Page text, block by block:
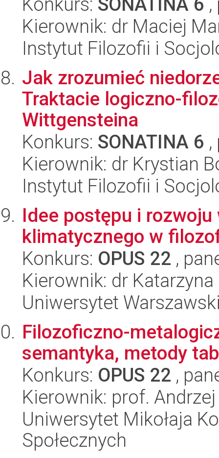
Kierownik: dr Maciej
Instytut Filozofii i
Jak zrozumieć
Traktacie logiczno-
Wittgensteina
Konkurs: SONATINA 6
Kierownik: dr Krystian
Instytut Filozofii i
Idee postępu i
klimatycznego w
Konkurs: OPUS 22 ,
Kierownik: dr
Uniwersytet
Filozoficzno-
semantyka, metody
Konkurs: OPUS 22 ,
Kierownik: prof.
Uniwersytet Mikołaja
Społecznych